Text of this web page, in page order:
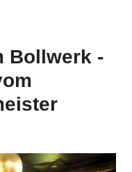
Bollwerk -